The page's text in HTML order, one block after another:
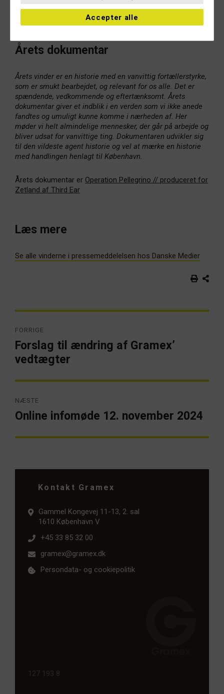
Accepter alle
Lasse Dein // Podimo
Årets dokumentar
Årets vinder er en historie med en vanvittig fortællerstyrke,
som er smukt bearbejdet, og relevant for os alle. Det er
spændende, vedkommende og eftertænksomt. Årets
dokumentar giver et indblik i en verden som vi ikke anede
fandtes og umuligt kunne komme i nærheden af. Her
møder vi helt almindelige mennesker, der går på arbejde og
bliver udsat for vanvittige ting. Dokumentaren udvikler sig
til den vildeste agent historie og vel at mærke en historie
med handlingen henlagt til København.
Årets dokumentar er Operation Pellegrino // produceret for
Zetland af Third Ear
Læs mere
Se alle vinderne i pressemeddelelsen hos Danske Medier
FORRIGE
Forrige
artikel:
Forslag til ændring af Gramex’
vedtægter
NÆSTE
Næste
artikel:
Online infomøde 12. november 2024
Kontakt Gramex
Gammel Kongevej 11-13, 2. sal
1610 København V
+45 33 85 32 00
gramex@gramex.dk
Persondata- og cookiepolitik
127 193 8